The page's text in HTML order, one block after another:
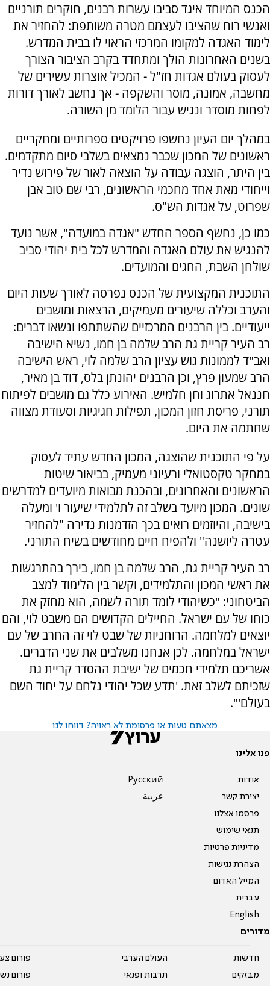
הכנס המיוחד איגד סביבו עשרות רבנים, חוקרים תורניים
ואנשי רוח שהציבו לעצמם מטרה משותפת: להחזיר את
לימוד האגדה למקומו המרכזי הראוי לו בבית המדרש.
בשנים האחרונות הולך ומתחדד בקרב הציבור הצורך
לעסוק בעולם אגדות חז"ל - המכיל אוצרות עשירים של
מחשבה, אמונה, מוסר והשקפה - אך נחשב לאורך דורות
לפחות מוסדר ונגיש עבור הלומד מן השורה.
במהלך יום העיון נחשפו פרויקטים ספרותיים ומחקריים
ראשונים של המכון שכבר נמצאים בשלבי סיום מתקדמים.
בין היתר, הוצגה עבודה על הוצאה לאור של פירוש נדיר
וייחודי מאת אחד מחכמי הראשונים, רבי שם טוב אבן
שפרוט, על אגדות הש"ס.
כמו כן, נחשף הספר החדש "אגדה במועדה", אשר נועד
להנגיש את עולם האגדה והמדרש לכל בית יהודי סביב
שולחן השבת, החגים והמועדים.
התוכנית המקצועית של הכנס נפרסה לאורך שעות היום
והערב וכללה שיעורים מעמיקים, הרצאות ומושבים
ייעודיים. בין הרבנים המרכזיים שהשתתפו ונשאו דברים:
רב העיר קריית גת הרב שלמה בן חמו, נשיא הישיבה
ואב"ד לממונות גוש עציון הרב שלמה לוי, ראש הישיבה
הרב שמעון פרץ, וכן הרבנים יהונתן בלס, דוד בן מאיר,
חננאל אתרוג וחן חלמיש. האירוע כלל גם מושבים לפיתוח
תורני, פריסת חזון המכון, תפילות חגיגיות וסעודת מצווה
שחתמה את היום.
על פי התוכנית שהוצגה, המכון החדש עתיד לעסוק
במחקר טקסטואלי ורעיוני מעמיק, בביאור שיטות
הראשונים והאחרונים, ובהכנת מבואות מיועדים למדרשים
שונים. המכון מיועד בשלב זה לתלמידי שיעור ו' ומעלה
בישיבה, והיוזמים רואים בכך הזדמנות נדירה "להחזיר
עטרה ליושנה" ולהפיח חיים מחודשים בשיח התורני.
רב העיר קריית גת, הרב שלמה בן חמו, בירך בהתרגשות
את ראשי המכון והתלמידים, וקשר בין הלימוד למצב
הביטחוני: "כשיהודי לומד תורה לשמה, הוא מחזק את
כוחו של עם ישראל. החיילים הקדושים הם משבט לוי, והם
יוצאים למלחמה. הרוחניות של שבט לוי זה החרב של עם
ישראל במלחמה. לכן אנחנו משלבים את שני הדברים.
אשריכם תלמידי חכמים של ישיבת ההסדר קריית גת
שזכיתם לשלב זאת. 'תדע שכל יהודי נלחם על יחוד השם
בעולם'".
מצאתם טעות או פרסומת לא ראויה? דווחו לנו
פנו אלינו
אודות
יצירת קשר
פרסמו אצלנו
תנאי שימוש
מדיניות פרטיות
הצהרת נגישות
המייל האדום
עברית
English
Pусский
عربية
מדורים
חדשות
מבזקים
העולם הערבי
תרבות ופנאי
פורום
פורום